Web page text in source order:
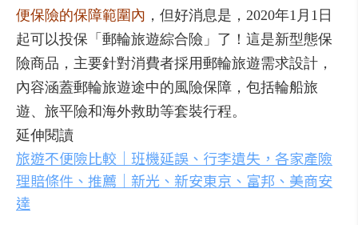
便保險的保障範圍內 ，但好消息是，2020年1月1日
起可以投保「郵輪旅遊綜合險」了！這是新型態保
險商品，主要針對消費者採用郵輪旅遊需求設計，
內容涵蓋郵輪旅遊途中的風險保障，包括輪船旅
遊、旅平險和海外救助等套裝行程。
延伸閱讀
旅遊不便險比較｜班機延誤、行李遺失，各家產險
理賠條件、推薦｜新光、新安東京、富邦、美商安
達